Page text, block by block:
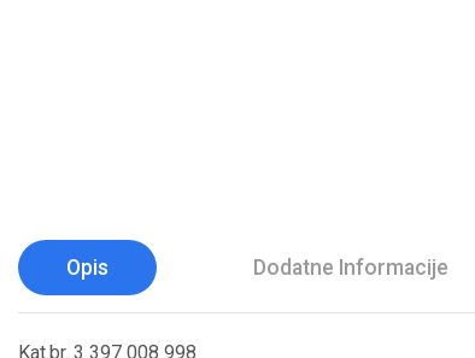
Opis Dodatne Informacije
Kat.br. 3 397 008 998